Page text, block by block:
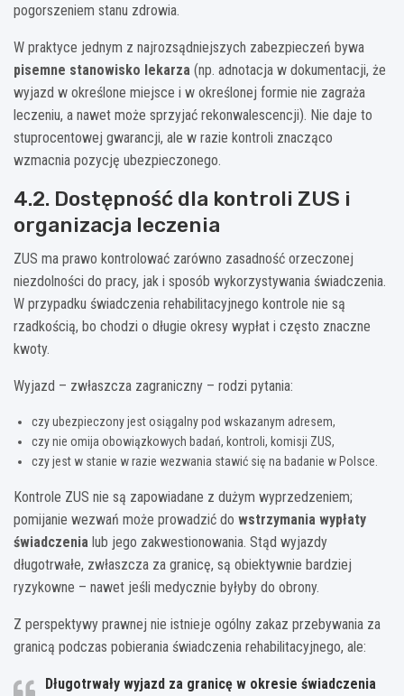
pogorszeniem stanu zdrowia.
W praktyce jednym z najrozsądniejszych zabezpieczeń bywa
pisemne stanowisko lekarza (np. adnotacja w dokumentacji, że
wyjazd w określone miejsce i w określonej formie nie zagraża
leczeniu, a nawet może sprzyjać rekonwalescencji). Nie daje to
stuprocentowej gwarancji, ale w razie kontroli znacząco
wzmacnia pozycję ubezpieczonego.
4.2. Dostępność dla kontroli ZUS i
organizacja leczenia
ZUS ma prawo kontrolować zarówno zasadność orzeczonej
niezdolności do pracy, jak i sposób wykorzystywania świadczenia.
W przypadku świadczenia rehabilitacyjnego kontrole nie są
rzadkością, bo chodzi o długie okresy wypłat i często znaczne
kwoty.
Wyjazd – zwłaszcza zagraniczny – rodzi pytania:
czy ubezpieczony jest osiągalny pod wskazanym adresem,
czy nie omija obowiązkowych badań, kontroli, komisji ZUS,
czy jest w stanie w razie wezwania stawić się na badanie w Polsce.
Kontrole ZUS nie są zapowiadane z dużym wyprzedzeniem;
pomijanie wezwań może prowadzić do wstrzymania wypłaty
świadczenia lub jego zakwestionowania. Stąd wyjazdy
długotrwałe, zwłaszcza za granicę, są obiektywnie bardziej
ryzykowne – nawet jeśli medycznie byłyby do obrony.
Z perspektywy prawnej nie istnieje ogólny zakaz przebywania za
granicą podczas pobierania świadczenia rehabilitacyjnego, ale:
Długotrwały wyjazd za granicę w okresie świadczenia